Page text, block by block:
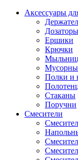
Аксессуары
Дозаторы
Ершики
Крючки
Полки и
Стаканы
Поручни
Смесители